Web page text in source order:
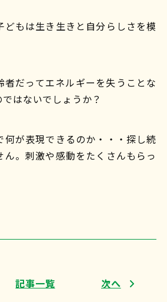
どもは生き生きと自分らしさを模
者だってエネルギーを失うことな
はないでしょうか？
何が表現できるのか・・・探し続
ん。刺激や感動をたくさんもらっ
記事一覧 次へ